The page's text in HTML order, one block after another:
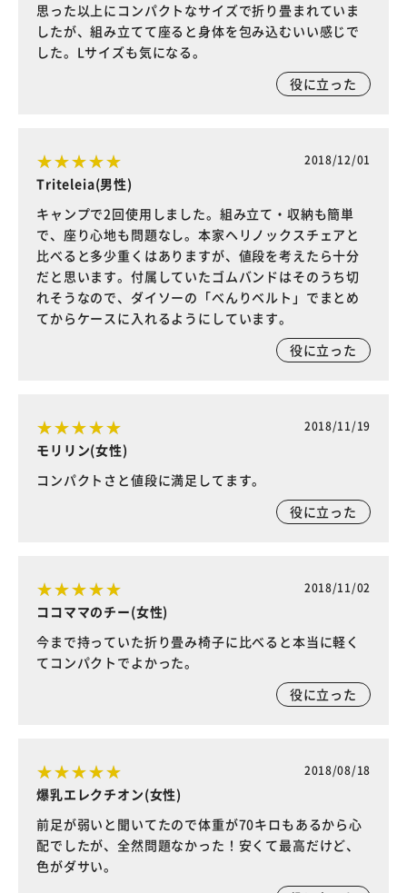
思った以上にコンパクトなサイズで折り畳まれていま
したが、組み立てて座ると身体を包み込むいい感じで
した。Lサイズも気になる。
役に立った
2018/12/01
Triteleia(男性)
キャンプで2回使用しました。組み立て・収納も簡単
で、座り心地も問題なし。本家ヘリノックスチェアと
比べると多少重くはありますが、値段を考えたら十分
だと思います。付属していたゴムバンドはそのうち切
れそうなので、ダイソーの「べんりベルト」でまとめ
てからケースに入れるようにしています。
役に立った
2018/11/19
モリリン(女性)
コンパクトさと値段に満足してます。
役に立った
2018/11/02
ココママのチー(女性)
今まで持っていた折り畳み椅子に比べると本当に軽く
てコンパクトでよかった。
役に立った
2018/08/18
爆乳エレクチオン(女性)
前足が弱いと聞いてたので体重が70キロもあるから心
配でしたが、全然問題なかった！安くて最高だけど、
色がダサい。